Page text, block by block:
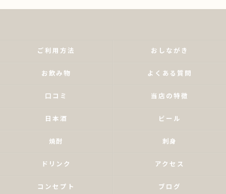
ご利用方法 おしながき
お飲み物 よくある質問
口コミ 当店の特徴
日本酒 ビール
焼酎 刺身
ドリンク アクセス
コンセプト ブログ